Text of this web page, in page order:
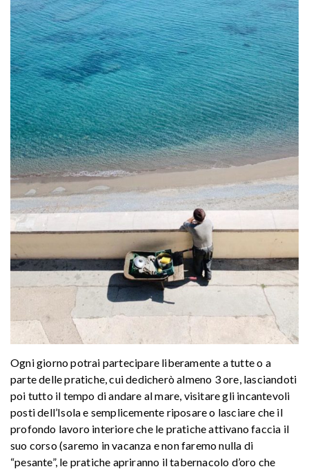
Ogni giorno potrai partecipare liberamente a tutte o a
parte delle pratiche, cui dedicherò almeno 3 ore, lasciandoti
poi tutto il tempo di andare al mare, visitare gli incantevoli
posti dell’Isola e semplicemente riposare o lasciare che il
profondo lavoro interiore che le pratiche attivano faccia il
suo corso (saremo in vacanza e non faremo nulla di
“pesante”, le pratiche apriranno il tabernacolo d’oro che